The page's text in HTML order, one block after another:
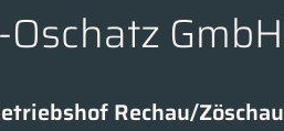
GmbH
Rechau/Zöschau